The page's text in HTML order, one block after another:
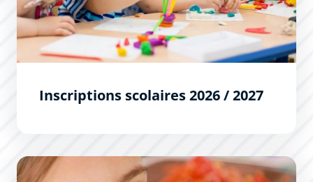
Inscriptions scolaires 2026 / 2027
Restauration scolaire